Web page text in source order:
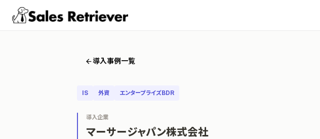
導入事例一覧
IS 外資 エンタープライズBDR
導入企業
マーサージャパン株式会社